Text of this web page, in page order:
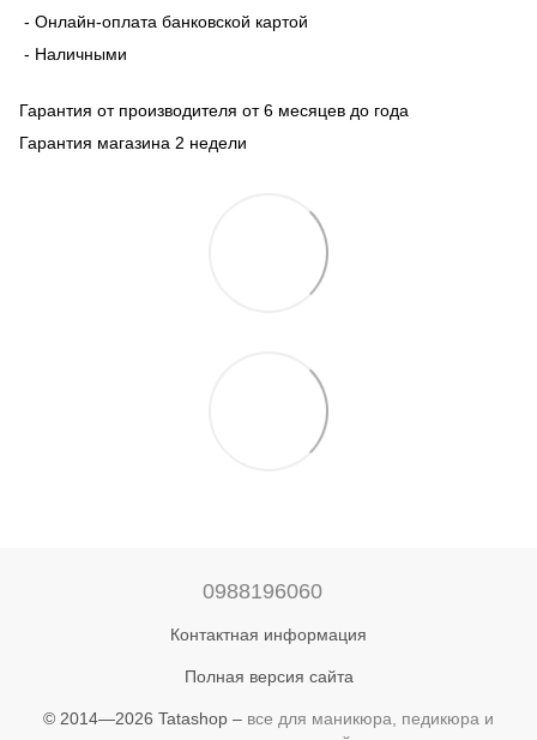
- Онлайн-оплата банковской картой
- Наличными
Гарантия от производителя от 6 месяцев до года
Гарантия магазина 2 недели
0988196060
Контактная информация
Полная версия сайта
© 2014—2026 Tatashop – все для маникюра, педикюра и